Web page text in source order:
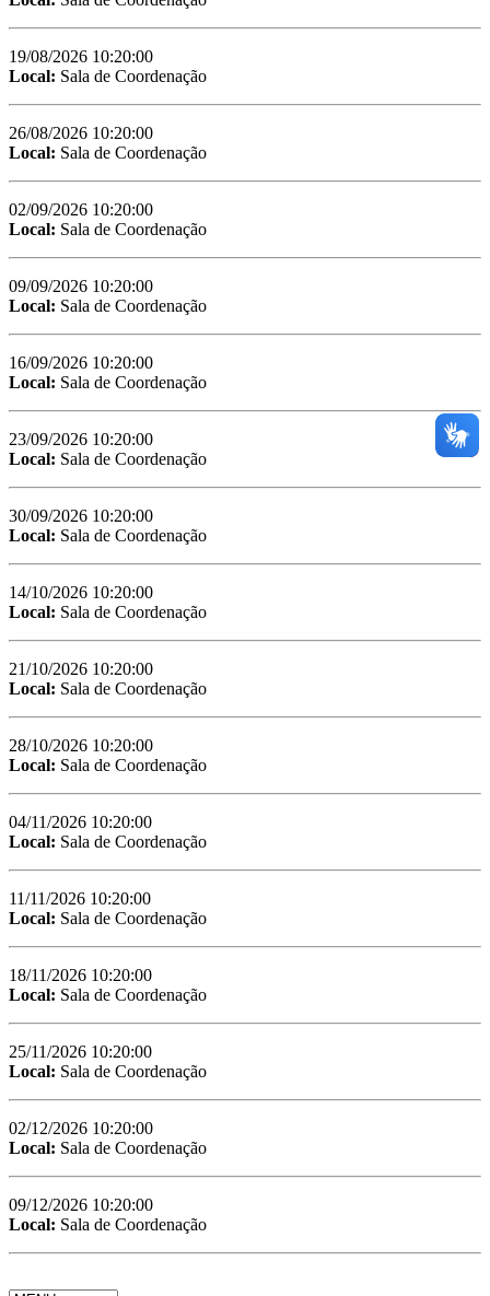
19/08/2026 10:20:00
Local: Sala de Coordenação
26/08/2026 10:20:00
Local: Sala de Coordenação
02/09/2026 10:20:00
Local: Sala de Coordenação
09/09/2026 10:20:00
Local: Sala de Coordenação
16/09/2026 10:20:00
Local: Sala de Coordenação
23/09/2026 10:20:00
Local: Sala de Coordenação
30/09/2026 10:20:00
Local: Sala de Coordenação
14/10/2026 10:20:00
Local: Sala de Coordenação
21/10/2026 10:20:00
Local: Sala de Coordenação
28/10/2026 10:20:00
Local: Sala de Coordenação
04/11/2026 10:20:00
Local: Sala de Coordenação
11/11/2026 10:20:00
Local: Sala de Coordenação
18/11/2026 10:20:00
Local: Sala de Coordenação
25/11/2026 10:20:00
Local: Sala de Coordenação
02/12/2026 10:20:00
Local: Sala de Coordenação
09/12/2026 10:20:00
Local: Sala de Coordenação